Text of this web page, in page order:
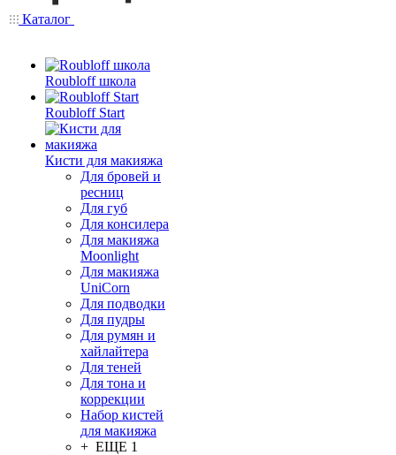
Каталог
Roubloff школа
Roubloff Start
Кисти для макияжа
Для бровей и
ресниц
Для губ
Для консилера
Для макияжа
Moonlight
Для макияжа
UniCorn
Для подводки
Для пудры
Для румян и
хайлайтера
Для теней
Для тона и
коррекции
Набор кистей
для макияжа
+ ЕЩЕ 1